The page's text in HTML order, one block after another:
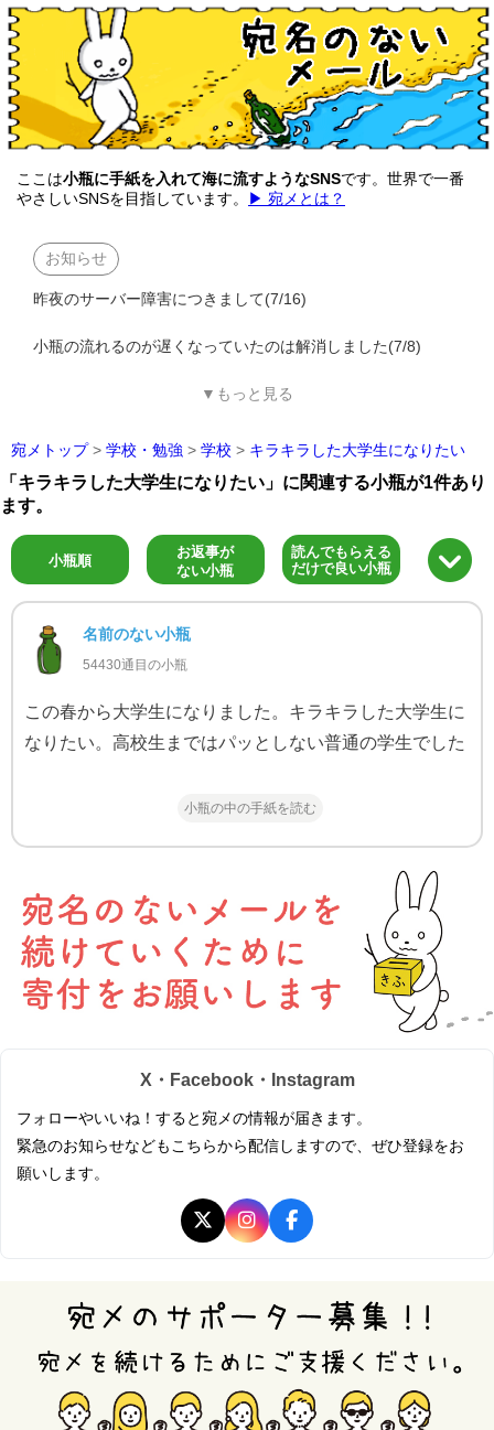
ここは小瓶に手紙を入れて海に流すようなSNSです。世界で一番
やさしいSNSを目指しています。
▶ 宛メとは？
お知らせ
昨夜のサーバー障害につきまして(7/16)
小瓶の流れるのが遅くなっていたのは解消しました(7/8)
▼もっと見る
宛メトップ > 学校・勉強 > 学校 > キラキラした大学生になりたい
「キラキラした大学生になりたい」に関連する小瓶が1件あり
ます。
小瓶順
お返事が
ない小瓶
読んでもらえる
だけで良い小瓶
名前のない小瓶
54430通目の小瓶
この春から大学生になりました。キラキラした大学生に
なりたい。高校生まではパッとしない普通の学生でした
小瓶の中の手紙を読む
X・Facebook・Instagram
フォローやいいね！すると宛メの情報が届きます。
緊急のお知らせなどもこちらから配信しますので、ぜひ登録をお
願いします。